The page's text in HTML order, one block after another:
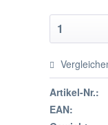
Artikel-Nr.:
EAN: